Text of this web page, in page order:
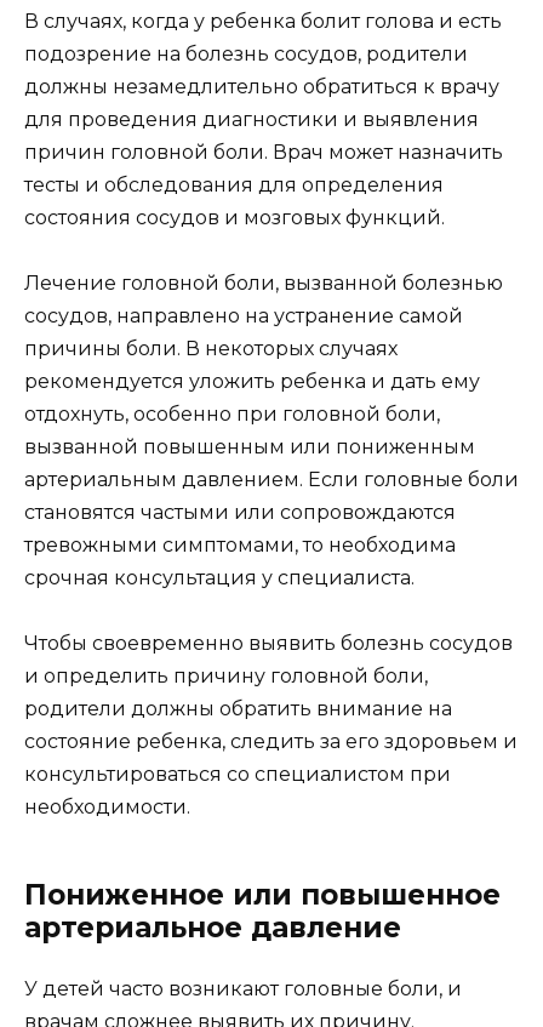
В случаях, когда у ребенка болит голова и есть
подозрение на болезнь сосудов, родители
должны незамедлительно обратиться к врачу
для проведения диагностики и выявления
причин головной боли. Врач может назначить
тесты и обследования для определения
состояния сосудов и мозговых функций.
Лечение головной боли, вызванной болезнью
сосудов, направлено на устранение самой
причины боли. В некоторых случаях
рекомендуется уложить ребенка и дать ему
отдохнуть, особенно при головной боли,
вызванной повышенным или пониженным
артериальным давлением. Если головные боли
становятся частыми или сопровождаются
тревожными симптомами, то необходима
срочная консультация у специалиста.
Чтобы своевременно выявить болезнь сосудов
и определить причину головной боли,
родители должны обратить внимание на
состояние ребенка, следить за его здоровьем и
консультироваться со специалистом при
необходимости.
Пониженное или повышенное
артериальное давление
У детей часто возникают головные боли, и
врачам сложнее выявить их причину.